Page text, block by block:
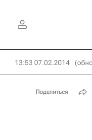
13:53 07.02.2014
Поделиться